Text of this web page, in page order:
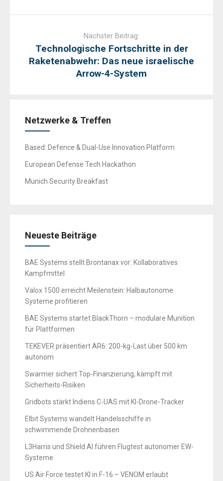
Nächster Beitrag:
Technologische Fortschritte in der
Raketenabwehr: Das neue israelische
Arrow-4-System
Netzwerke & Treffen
Based: Defence & Dual-Use Innovation Platform
European Defense Tech Hackathon
Munich Security Breakfast
Neueste Beiträge
BAE Systems stellt Brontanax vor: Kollaboratives
Kampfmittel
Valox 1500 erreicht Meilenstein: Halbautonome
Systeme profitieren
BAE Systems startet BlackThorn – modulare Munition
für Plattformen
TEKEVER präsentiert AR6: 200-kg-Last über 500 km
autonom
Swarmer sichert Top-Finanzierung, kämpft mit
Sicherheits-Risiken
Gridbots stärkt Indiens C-UAS mit KI-Drone-Tracker
Elbit Systems wandelt Handelsschiffe in
schwimmende Drohnenbasen
L3Harris und Shield AI führen Flugtest autonomer EW-
Systeme
US Air Force testet KI in F-16 – VENOM erlaubt